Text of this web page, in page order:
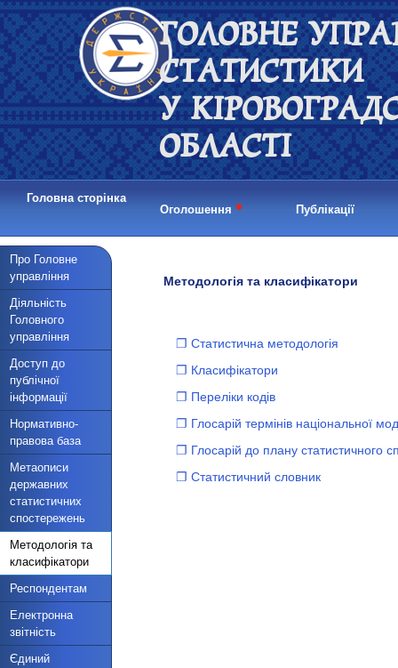
ГОЛОВНЕ
СТАТИСТИКИ
У
ОБЛАСТІ
Головна сторінка
Оголошення • Публікації
Про Головне
управління
Діяльність
Головного
управління
Доступ до
публічної
інформації
Нормативно-
правова база
Метаописи
державних
статистичних
спостережень
Методологія та
класифікатори
Респондентам
Електронна
звітність
Єдиний
Методологія та класифікатори
❐ Статистична методологія
❐ Класифікатори
❐ Переліки кодів
❐ Глосарій термінів національної
❐ Глосарій до плану статистичного
❐ Статистичний словник